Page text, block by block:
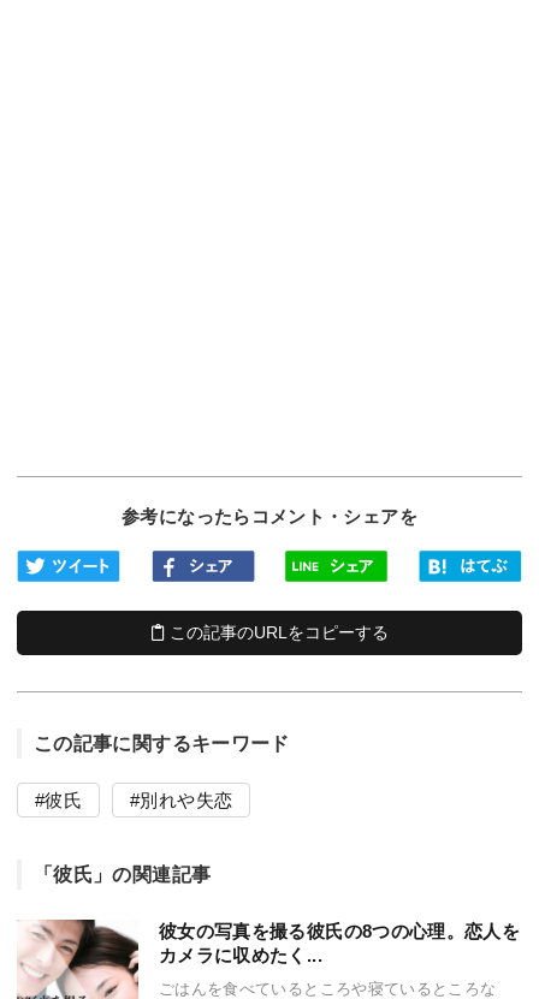
参考になったらコメント・シェアを
この記事のURLをコピーする
この記事に関するキーワード
彼氏 別れや失恋
「彼氏」の関連記事
彼女の写真を撮る彼氏の8つの心理。恋人を
カメラに収めたく...
ごはんを食べているところや寝ているところな